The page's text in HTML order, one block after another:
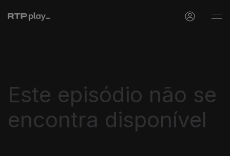
Este episódio não se
encontra disponível